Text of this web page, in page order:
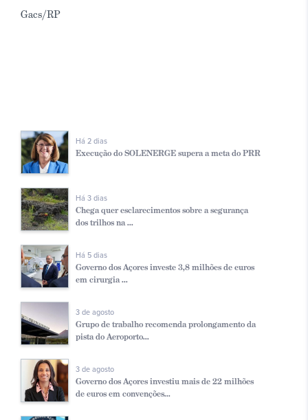
Gacs/RP
Há 2 dias
Execução do SOLENERGE supera a meta do PRR
Há 3 dias
Chega quer esclarecimentos sobre a segurança
dos trilhos na ...
Há 5 dias
Governo dos Açores investe 3,8 milhões de euros
em cirurgia ...
3 de agosto
Grupo de trabalho recomenda prolongamento da
pista do Aeroporto...
3 de agosto
Governo dos Açores investiu mais de 22 milhões
de euros em convenções...